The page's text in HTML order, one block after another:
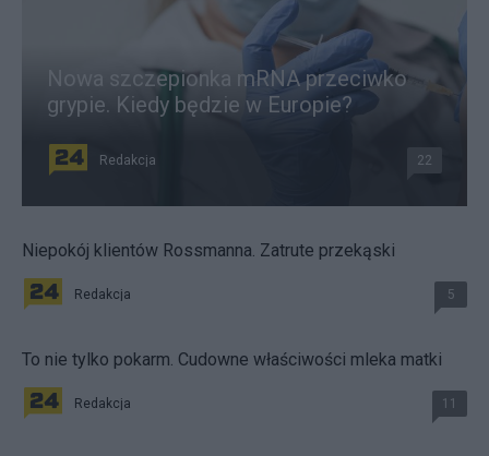
Nowa szczepionka mRNA przeciwko
grypie. Kiedy będzie w Europie?
Redakcja 22
Niepokój klientów Rossmanna. Zatrute przekąski
Redakcja 5
To nie tylko pokarm. Cudowne właściwości mleka matki
Redakcja 11